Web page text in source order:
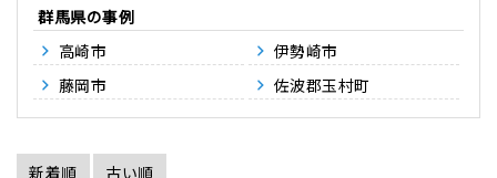
群馬県
高崎市
伊勢崎市
藤岡市
佐波郡玉村町
新着順 古い順